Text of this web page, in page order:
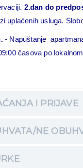
2.dan do
uplaćenih usluga.
- Napuštanje
časova po
I PRIJAVE
NE